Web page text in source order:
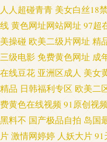
人人超碰青青 美女白丝18禁
线 黄色网址网站网址 97超
美操碰 欧美二级片网址 精
三级电影 免费黄色网址 成
在线豆花 亚洲区成人 美女
精品 日韩福利专区 欧美二
费黄色在线视频 91原创视频
黑料不 国产极品自拍 岛国
片 激情网婷婷 人妖大片 91